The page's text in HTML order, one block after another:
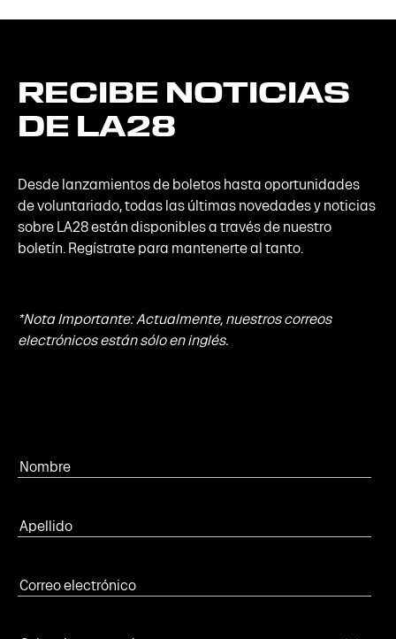
RECIBE NOTICIAS
DE LA28
Desde lanzamientos de boletos hasta oportunidades
de voluntariado, todas las últimas novedades y noticias
sobre LA28 están disponibles a través de nuestro
boletín. Regístrate para mantenerte al tanto.
*Nota Importante: Actualmente, nuestros correos
electrónicos están sólo en inglés.